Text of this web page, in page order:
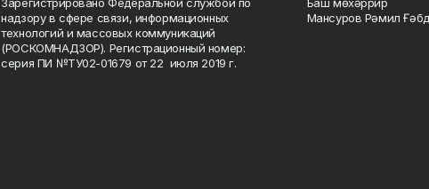
надзору в сфере связи, информационных
технологий и массовых коммуникаций
(РОСКОМНАДЗОР). Регистрационный номер:
серия ПИ №ТУ02-01679 от 22 июля 2019 г.
Мансуров Рәмил